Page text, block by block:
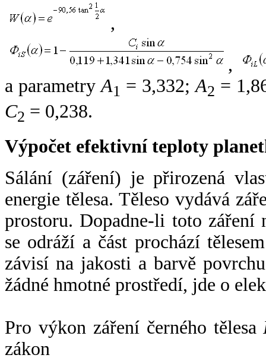
,
,
a parametryA1 = 3,332;A2 =
C2 = 0,238.
Výpočet efektivní teploty
Sálání (záření) je přirozená
energie tělesa. Těleso vydává
prostoru. Dopadne-li toto záření
se odráží a část prochází
závisí na jakosti a barvě
žádné hmotné prostředí, jde o
Pro výkon záření černého tělesa
zákon